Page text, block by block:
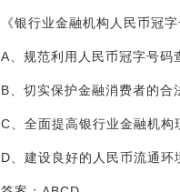
《银行业金融机构人民币冠
A、规范利用人民币冠字号码
B、切实保护金融消费者的合
C、全面提高银行业金融机构
D、建设良好的人民币流通